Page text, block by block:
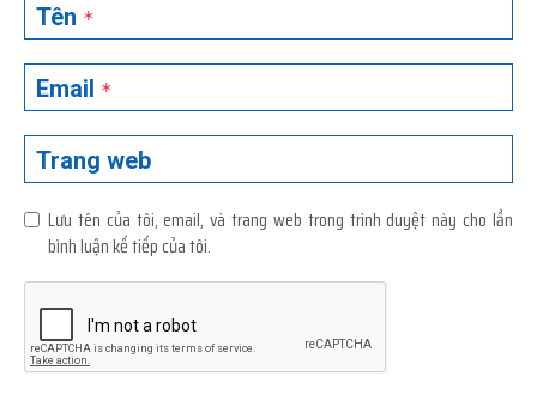
Tên *
Email *
Trang web
Lưu tên của tôi, email, và trang web trong trình duyệt này cho lần
bình luận kế tiếp của tôi.